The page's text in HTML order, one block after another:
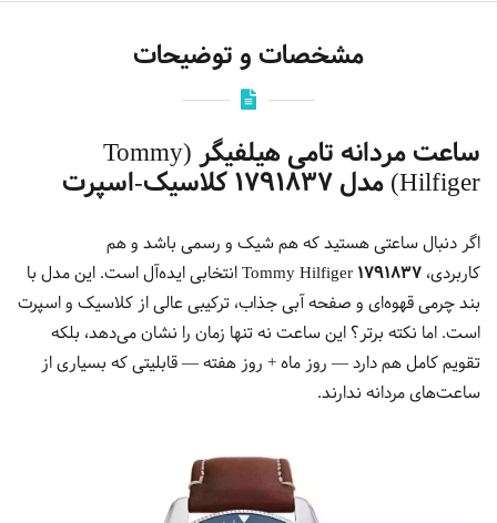
مشخصات و توضیحات
ساعت مردانه تامی هیلفیگر (Tommy
Hilfiger) مدل 1791837 کلاسیک-اسپرت
اگر دنبال ساعتی هستید که هم شیک و رسمی باشد و هم
کاربردی، Tommy Hilfiger 1791837انتخابی ایده‌آل است. این مدل با
بند چرمی قهوه‌ای و صفحه آبی جذاب، ترکیبی عالی از کلاسیک و اسپرت
است. اما نکته برتر؟ این ساعت نه تنها زمان را نشان می‌دهد، بلکه
تقویم کامل هم دارد — روز ماه + روز هفته — قابلیتی که بسیاری از
ساعت‌های مردانه ندارند.